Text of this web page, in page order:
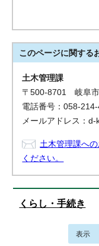
このページに関する
土木管理課
〒500-8701 岐阜
電話番号：058-
メールアドレス：
土木管理課へ
ください。
くらし・手続き
表示